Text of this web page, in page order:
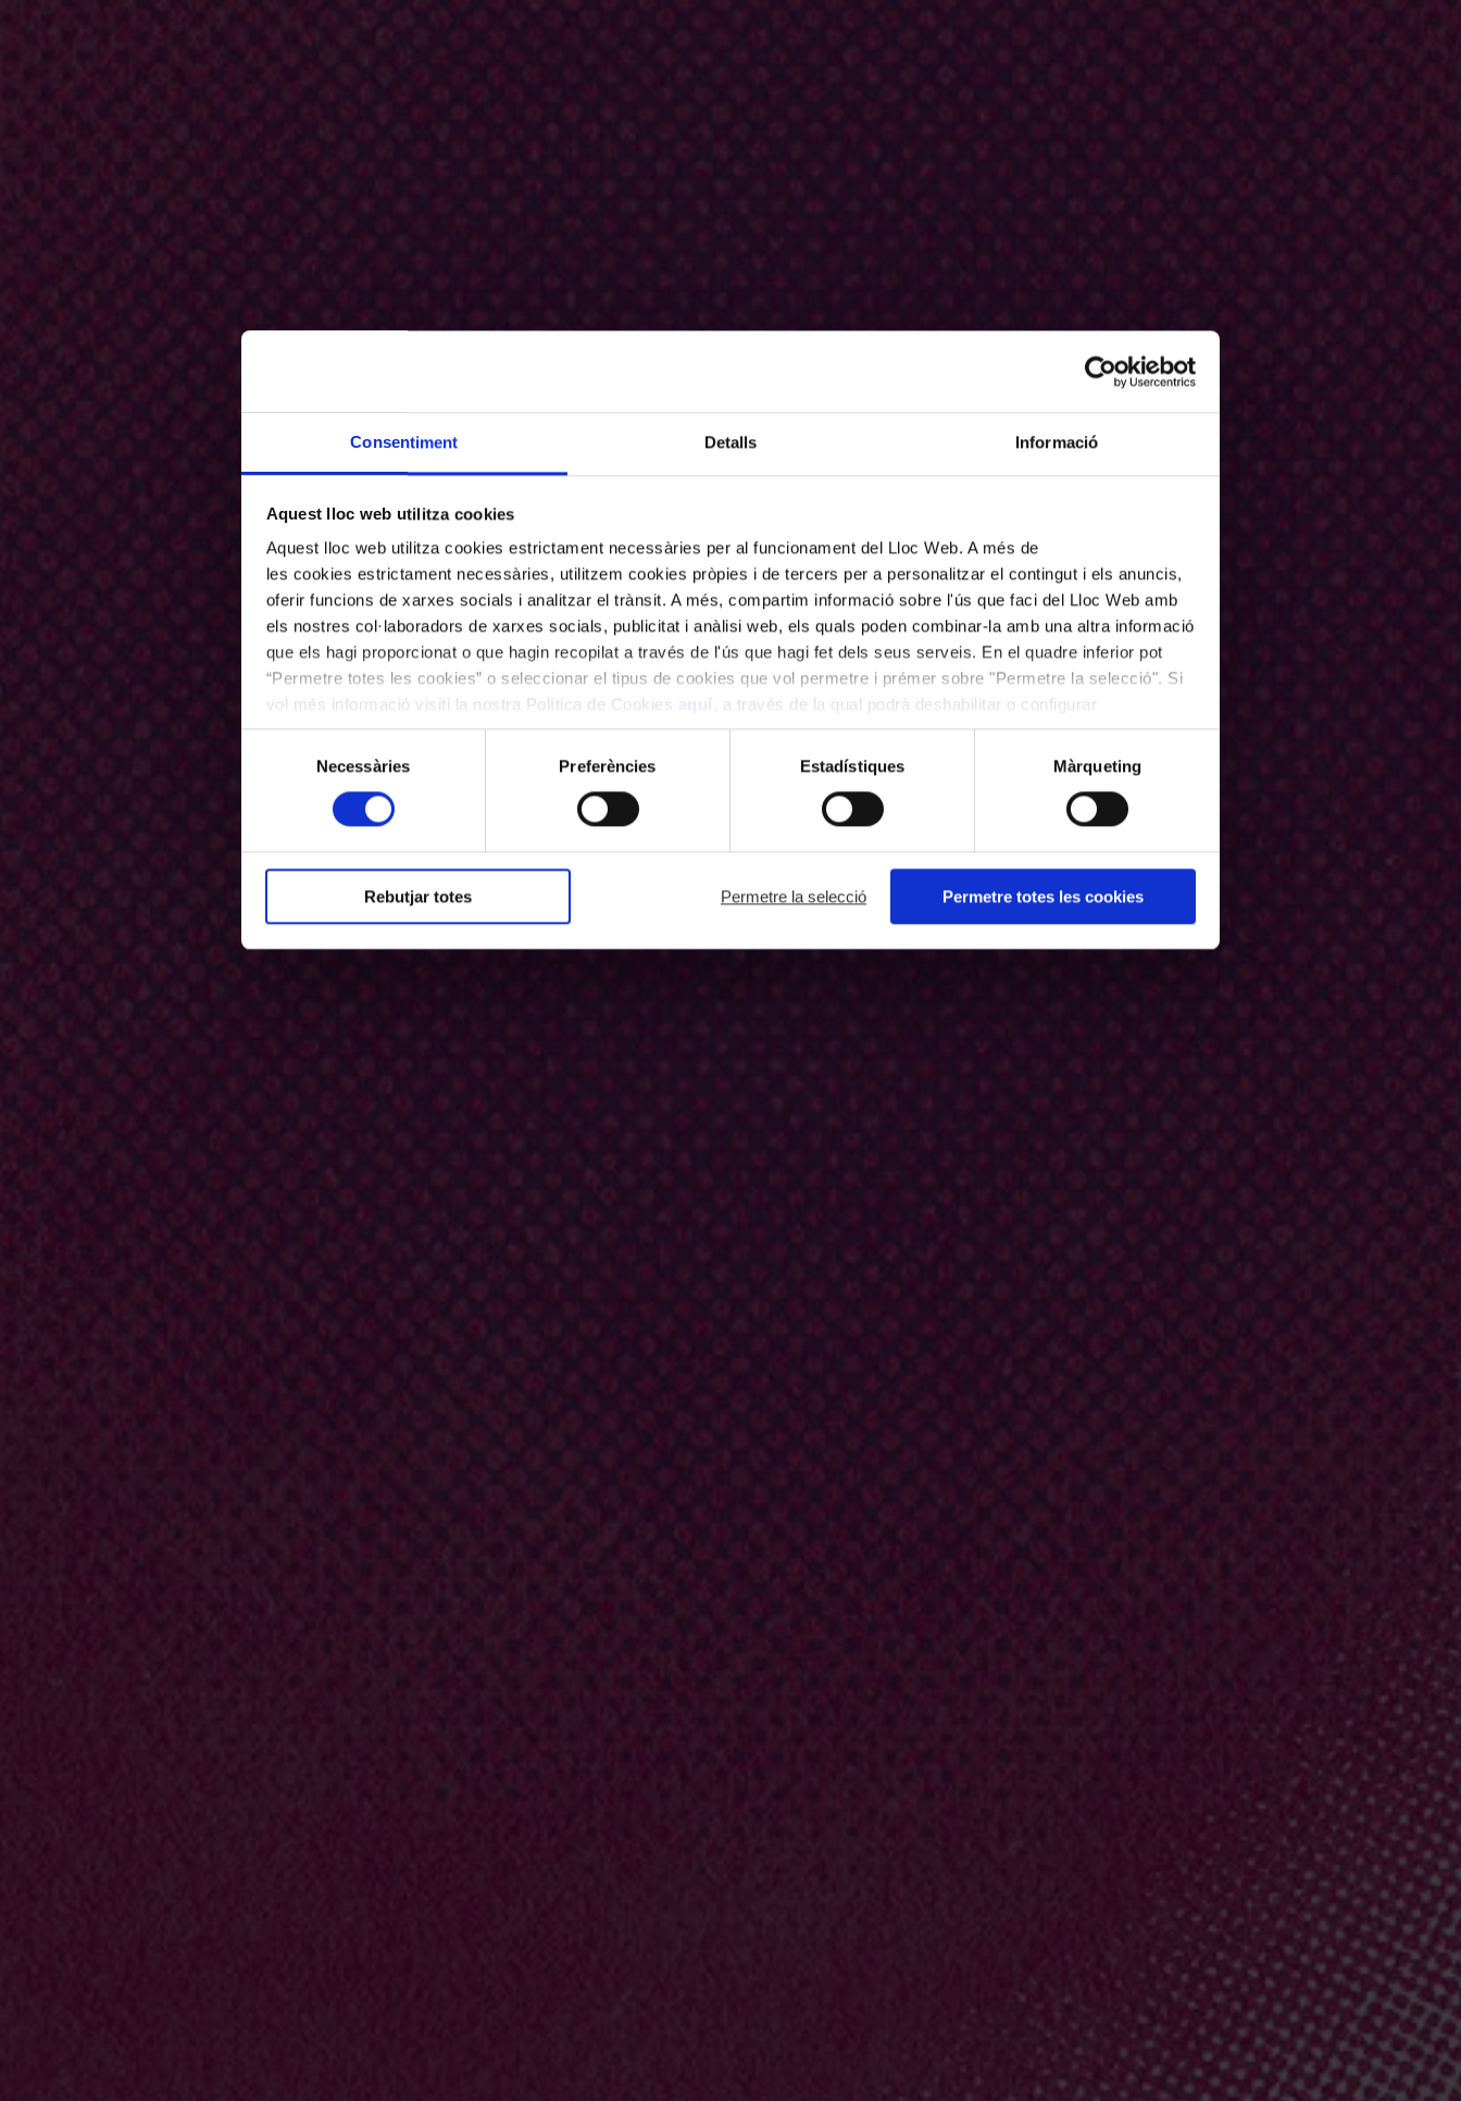
Consentiment Detalls Informació
Aquest lloc web utilitza cookies
Aquest lloc web utilitza cookies estrictament necessàries per al funcionament del Lloc Web. A més de
les cookies estrictament necessàries, utilitzem cookies pròpies i de tercers per a personalitzar el contingut i els anuncis,
oferir funcions de xarxes socials i analitzar el trànsit. A més, compartim informació sobre l'ús que faci del Lloc Web amb
els nostres col·laboradors de xarxes socials, publicitat i anàlisi web, els quals poden combinar-la amb una altra informació
que els hagi proporcionat o que hagin recopilat a través de l'ús que hagi fet dels seus serveis. En el quadre inferior pot
“Permetre totes les cookies” o seleccionar el tipus de cookies que vol permetre i prémer sobre "Permetre la selecció". Si
vol més informació visiti la nostra Política de Cookies aquí
, a través de la qual podrà deshabilitar o configurar
les cookies en qualsevol moment.
consentiment
Necessàries Preferències Estadístiques Màrqueting
Rebutjar totes Permetre la selecció Permetre totes les cookies